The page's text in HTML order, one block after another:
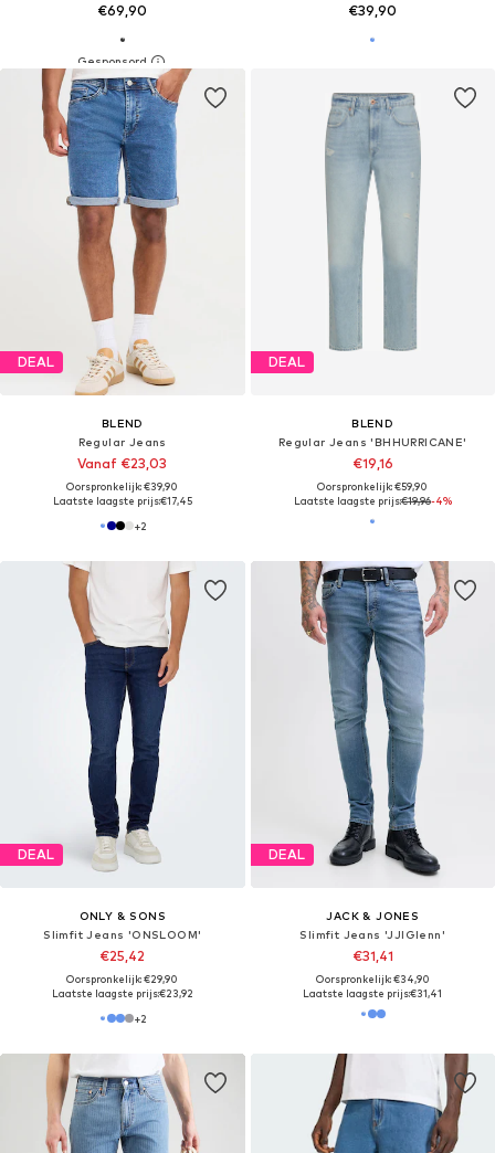
€69,90 €39,90
DEAL
BLEND
Regular Jeans
Vanaf €23,03
Oorspronkelijk: €39,90
Laatste laagste prijs:€17,45
+2
DEAL
BLEND
Regular Jeans 'BHHURRICANE'
€19,16
Oorspronkelijk: €59,90
Laatste laagste prijs:€19,96-4%
DEAL
ONLY & SONS
Slimfit Jeans 'ONSLOOM'
€25,42
Oorspronkelijk: €29,90
Laatste laagste prijs:€23,92
+2
DEAL
JACK & JONES
Slimfit Jeans 'JJIGlenn'
€31,41
Oorspronkelijk: €34,90
Laatste laagste prijs:€31,41